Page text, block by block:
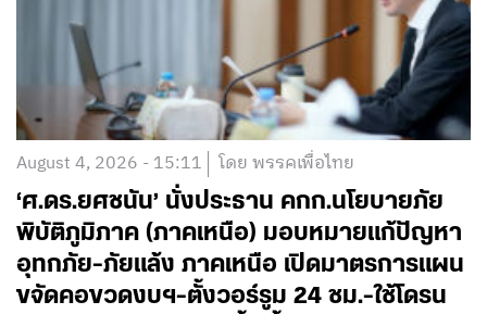
August 4, 2026 - 15:11 โดย พรรคเพื่อไทย
‘ศ.ดร.ยศชนัน’ นั่งประธาน คกก.นโยบายภัย
พิบัติภูมิภาค (ภาคเหนือ) มอบหมายแก้ปัญหา
อุทกภัย-ภัยแล้ง ภาคเหนือ เปิดมาตรการแผน
ขจัดคอขวดงบฯ-ตั้งวอร์รูม 24 ชม.-ใช้โดรน